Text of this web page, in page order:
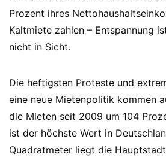
Prozent ihres
Kaltmiete zahlen – Entspannung
nicht in Sicht.
Die heftigsten Proteste und
eine neue Mietenpolitik kommen
die Mieten seit 2009 um 104
ist der höchste Wert in
Quadratmeter liegt die